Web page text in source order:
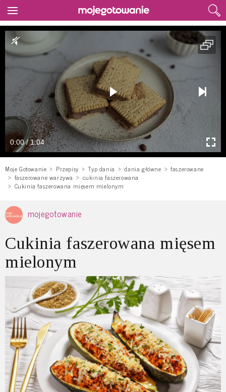
0:00 / 1:04
Moje Gotowanie Przepisy Typ dania dania główne
faszerowane
faszerowane warzywa
cukinia faszerowana
Cukinia faszerowana mięsem mielonym
mojegotowanie
Cukinia faszerowana mięsem
mielonym